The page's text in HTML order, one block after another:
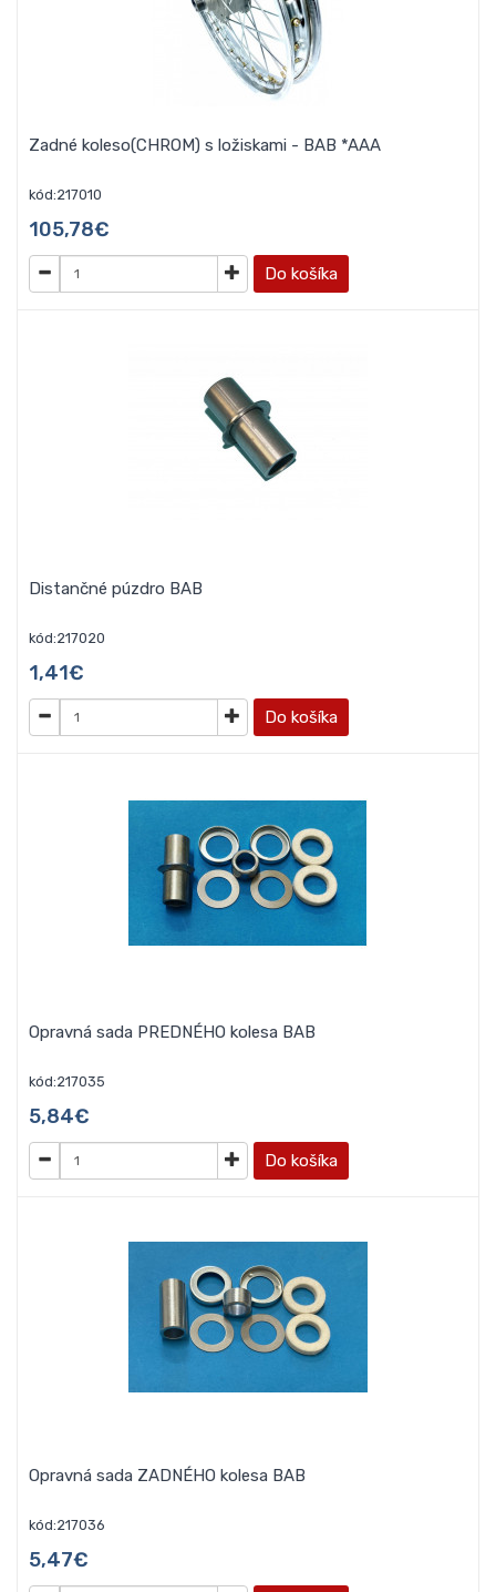
Zadné koleso(CHROM) s ložiskami - BAB *AAA
kód:217010
105,78€
Do košíka
Distančné púzdro BAB
kód:217020
1,41€
Do košíka
Opravná sada PREDNÉHO kolesa BAB
kód:217035
5,84€
Do košíka
Opravná sada ZADNÉHO kolesa BAB
kód:217036
5,47€